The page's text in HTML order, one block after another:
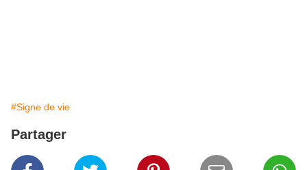
#Signe de vie
Partager